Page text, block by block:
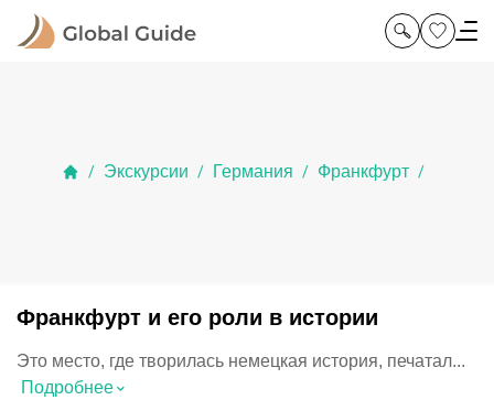
/ Экскурсии / Германия / Франкфурт /
Франкфурт и его роли в истории
Это место, где творилась немецкая история, печатал...
Подробнее⌃